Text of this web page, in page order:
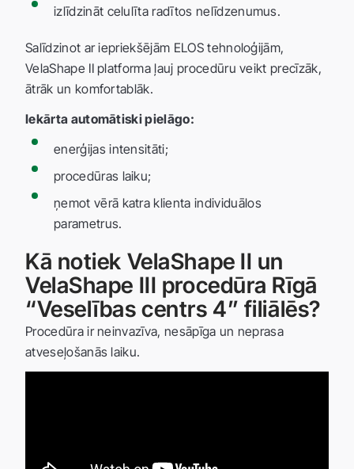
izlīdzināt celulīta radītos nelīdzenumus.
Salīdzinot ar iepriekšējām ELOS tehnoloģijām,
VelaShape II platforma ļauj procedūru veikt precīzāk,
ātrāk un komfortablāk.
Iekārta automātiski pielāgo:
enerģijas intensitāti;
procedūras laiku;
ņemot vērā katra klienta individuālos
parametrus.
Kā notiek VelaShape II un
VelaShape III procedūra Rīgā
“Veselības centrs 4” filiālēs?
Procedūra ir neinvazīva, nesāpīga un neprasa
atveseļošanās laiku.